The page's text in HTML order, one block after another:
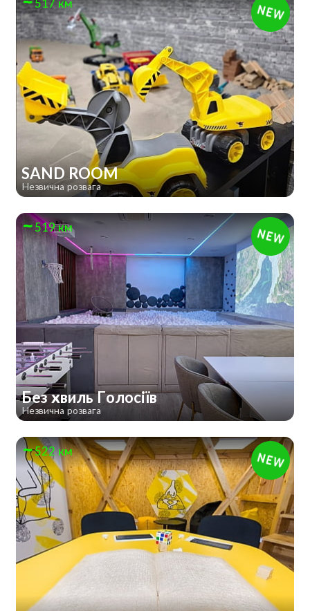
SAND ROOM
Незвична розвага
519 км
Без хвиль Голосіїв
Незвична розвага
522 км